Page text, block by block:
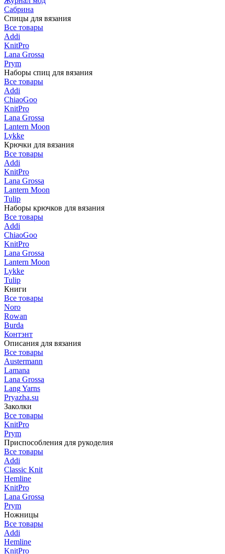
Сабрина
Спицы для вязания
Все товары
Addi
KnitPro
Lana Grossa
Prym
Наборы спиц для вязания
Все товары
Addi
ChiaoGoo
KnitPro
Lana Grossa
Lantern Moon
Lykke
Крючки для вязания
Все товары
Addi
KnitPro
Lana Grossa
Lantern Moon
Tulip
Наборы крючков для вязания
Все товары
Addi
ChiaoGoo
KnitPro
Lana Grossa
Lantern Moon
Lykke
Tulip
Книги
Все товары
Noro
Rowan
Burda
Контэнт
Описания для вязания
Все товары
Austermann
Lamana
Lana Grossa
Lang Yarns
Pryazha.su
Заколки
Все товары
KnitPro
Prym
Приспособления для рукоделия
Все товары
Addi
Classic Knit
Hemline
KnitPro
Lana Grossa
Prym
Ножницы
Все товары
Addi
Hemline
KnitPro